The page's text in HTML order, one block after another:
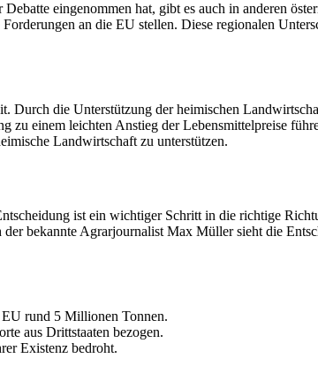
eingenommen hat, gibt es auch in anderen
an die EU stellen. Diese regionalen
Durch die Unterstützung der heimischen
einem leichten Anstieg der Lebensmittelpreise
Landwirtschaft zu unterstützen.
ist ein wichtiger Schritt in die richtige
bekannte Agrarjournalist Max Müller sieht die
rund 5 Millionen Tonnen.
aus Drittstaaten bezogen.
Existenz bedroht.